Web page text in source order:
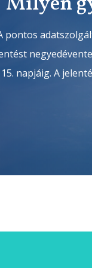
pontos
15. napjáig. A